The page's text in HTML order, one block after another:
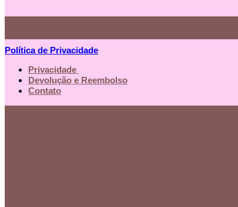
Política de Privacidade
Privacidade
Devolução e Reembolso
Contato